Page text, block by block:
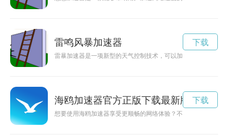
雷鸣风暴加速器
雷暴加速器是一项新型的天气控制技术，可以加速雷暴的形成
下载
海鸥加速器官方正版下载最新版
想要使用海鸥加速器享受更顺畅的网络体验？不妨跟随本教程
下载